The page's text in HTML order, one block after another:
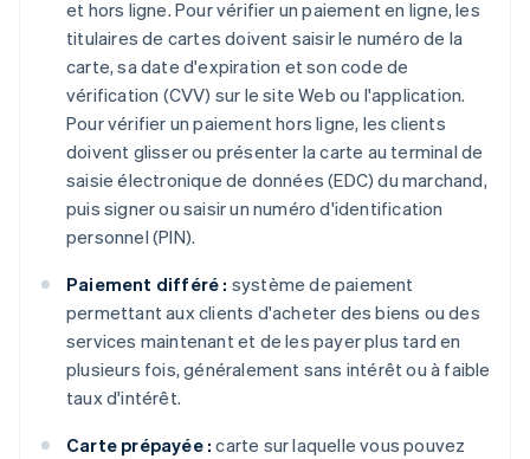
et hors ligne. Pour vérifier un paiement en ligne, les
titulaires de cartes doivent saisir le numéro de la
carte, sa date d'expiration et son code de
vérification (CVV) sur le site Web ou l'application.
Pour vérifier un paiement hors ligne, les clients
doivent glisser ou présenter la carte au terminal de
saisie électronique de données (EDC) du marchand,
puis signer ou saisir un numéro d'identification
personnel (PIN).
Paiement différé : système de paiement
permettant aux clients d'acheter des biens ou des
services maintenant et de les payer plus tard en
plusieurs fois, généralement sans intérêt ou à faible
taux d'intérêt.
Carte prépayée : carte sur laquelle vous pouvez